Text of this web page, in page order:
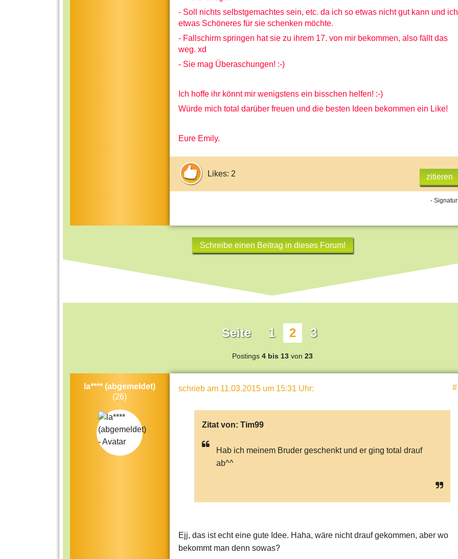
- Soll nichts selbstgemachtes sein, etc. da ich so etwas nicht gut kann und ich
etwas Schöneres für sie schenken möchte.
- Fallschirm springen hat sie zu ihrem 17. von mir bekommen, also fällt das
weg. xd
- Sie mag Überaschungen! :-)
Ich hoffe ihr könnt mir wenigstens ein bisschen helfen! :-)
Würde mich total darüber freuen und die besten Ideen bekommen ein Like!
Eure Emily.
Likes: 2 zitieren
-
Schreibe einen Beitrag in dieses Forum!
Seite 1 2 3
Postings 4 bis 13 von 23
la**** (abgemeldet)
(26)
schrieb am 11.03.2015 um 15:31 Uhr:
Zitat von: Tim99
Hab ich meinem Bruder geschenkt und er ging total drauf
ab^^
Ejj, das ist echt eine gute Idee. Haha, wäre nicht drauf gekommen, aber wo
bekommt man denn sowas?